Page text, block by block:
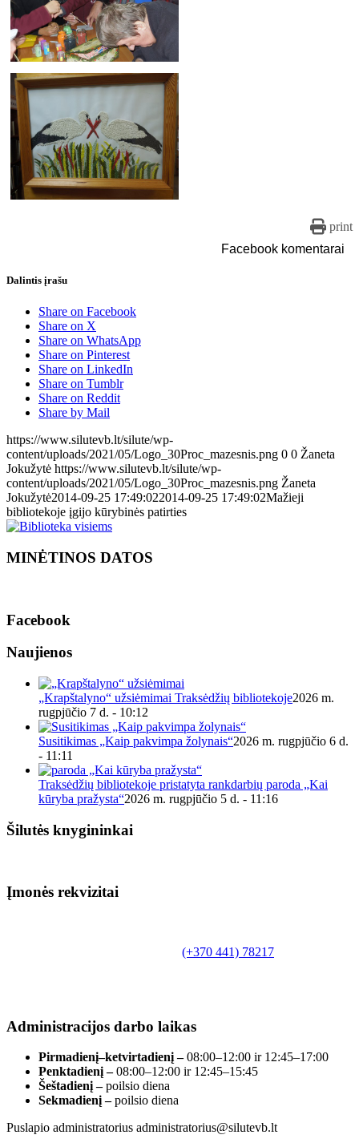
print
Facebook komentarai
Dalintis įrašu
Share on Facebook
Share on X
Share on WhatsApp
Share on Pinterest
Share on LinkedIn
Share on Tumblr
Share on Reddit
Share by Mail
https://www.silutevb.lt/silute/wp-
content/uploads/2021/05/Logo_30Proc_mazesnis.png 0 0 Žaneta
Jokužytė https://www.silutevb.lt/silute/wp-
content/uploads/2021/05/Logo_30Proc_mazesnis.png Žaneta
Jokužytė2014-09-25 17:49:022014-09-25 17:49:02Mažieji
bibliotekoje įgijo kūrybinės patirties
MINĖTINOS DATOS
Facebook
Naujienos
„Krapštalyno“ užsiėmimai Traksėdžių bibliotekoje2026 m.
rugpjūčio 7 d. - 10:12
Susitikimas „Kaip pakvimpa žolynais“2026 m. rugpjūčio 6 d.
- 11:11
Traksėdžių bibliotekoje pristatyta rankdarbių paroda „Kai
kūryba pražysta“2026 m. rugpjūčio 5 d. - 11:16
Šilutės knygininkai
Įmonės rekvizitai
(+370 441) 78217
Administracijos darbo laikas
Pirmadienį–ketvirtadienį –08:00–12:00 ir 12:45–17:00
Penktadienį –08:00–12:00 ir 12:45–15:45
Šeštadienį –poilsio diena
Sekmadienį –poilsio diena
Puslapio administratorius administratorius@silutevb.lt